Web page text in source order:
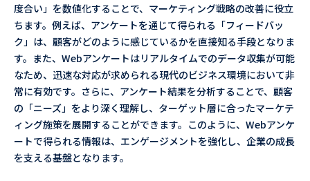
度合い」を数値化することで、マーケティング戦略の改善に役立
ちます。例えば、アンケートを通じて得られる「フィードバッ
ク」は、顧客がどのように感じているかを直接知る手段となりま
す。また、Webアンケートはリアルタイムでのデータ収集が可能
なため、迅速な対応が求められる現代のビジネス環境において非
常に有効です。さらに、アンケート結果を分析することで、顧客
の「ニーズ」をより深く理解し、ターゲット層に合ったマーケテ
ィング施策を展開することができます。このように、Webアンケ
ートで得られる情報は、エンゲージメントを強化し、企業の成長
を支える基盤となります。